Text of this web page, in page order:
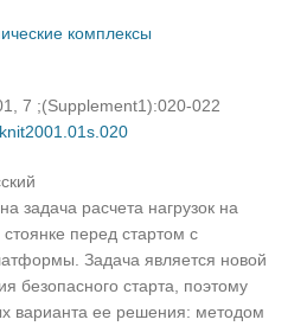
комплексы
7 ;(Supplement1):020-022
задача расчета нагрузок на
перед стартом с
Задача является новой
безопасного старта, поэтому
варианта ее решения: методом